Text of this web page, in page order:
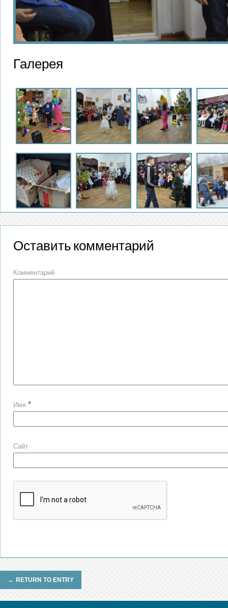
Галерея
Оставить комментарий
Комментарий
Имя *
Сайт
← RETURN TO ENTRY